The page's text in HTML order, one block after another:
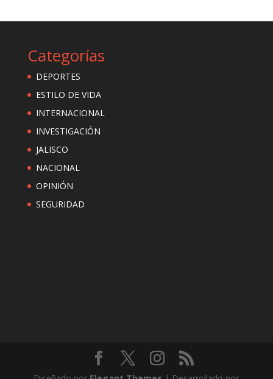
Categorías
DEPORTES
ESTILO DE VIDA
INTERNACIONAL
INVESTIGACIÓN
JALISCO
NACIONAL
OPINIÓN
SEGURIDAD